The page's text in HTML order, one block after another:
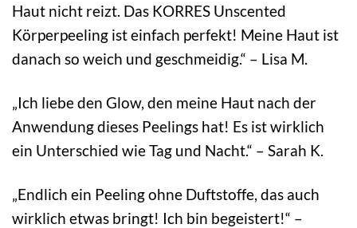
Haut nicht reizt. Das KORRES Unscented
Körperpeeling ist einfach perfekt! Meine Haut ist
danach so weich und geschmeidig.“ – Lisa M.
„Ich liebe den Glow, den meine Haut nach der
Anwendung dieses Peelings hat! Es ist wirklich
ein Unterschied wie Tag und Nacht.“ – Sarah K.
„Endlich ein Peeling ohne Duftstoffe, das auch
wirklich etwas bringt! Ich bin begeistert!“ –